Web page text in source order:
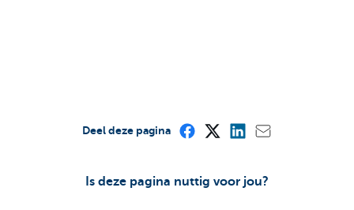
Is deze pagina nuttig voor jou?
Deel deze pagina